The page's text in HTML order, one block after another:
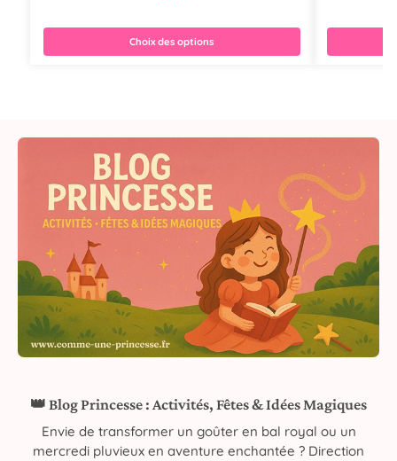
Choix des options
👑 Blog Princesse : Activités, Fêtes & Idées Magiques
Envie de transformer un goûter en bal royal ou un
mercredi pluvieux en aventure enchantée ? Direction